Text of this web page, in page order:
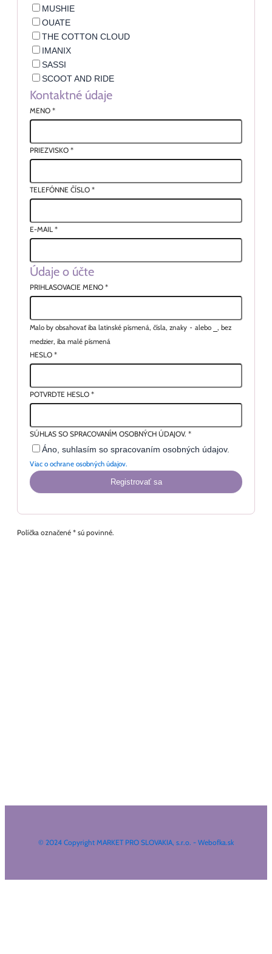
MUSHIE
OUATE
THE COTTON CLOUD
IMANIX
SASSI
SCOOT AND RIDE
Kontaktné údaje
MENO *
PRIEZVISKO *
TELEFÓNNE ČÍSLO *
E-MAIL *
Údaje o účte
PRIHLASOVACIE MENO *
Malo by obsahovať iba latinské písmená, čísla, znaky - alebo
, bez
medzier, iba malé písmená
HESLO *
POTVRDTE HESLO *
SÚHLAS SO SPRACOVANÍM OSOBNÝCH ÚDAJOV. *
Áno, suhlasím so spracovaním osobných údajov.
Viac o ochrane osobných údajov.
Registrovať sa
Políčka označené * sú povinné.
© 2024 Copyright MARKET PRO SLOVAKIA, s.r.o. - Webofka.sk